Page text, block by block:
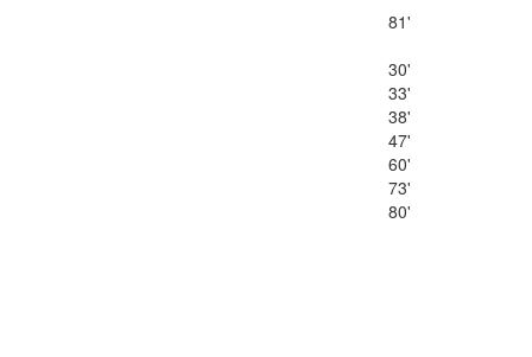
81'
30'
33'
38'
47'
60'
73'
80'